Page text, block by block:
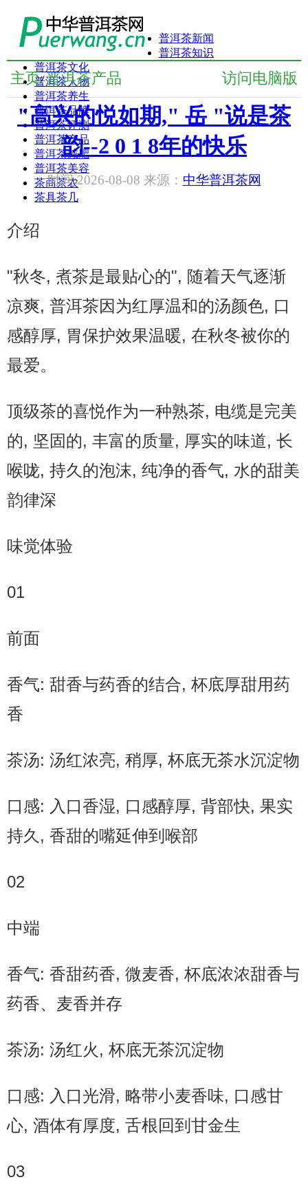
普洱茶新闻
普洱茶知识
普洱茶文化
普洱茶人物
普洱茶养生
普洱茶品牌
普洱茶评测
普洱茶产品
普洱茶减肥
普洱茶美容
茶商茶农
茶具茶几
访问电脑版
主页/ 普洱茶产品
"高兴的悦如期," 岳 "说是茶
韵--2 0 1 8年的快乐
时间:2026-08-08 来源： 中华普洱茶网
介绍
"秋冬, 煮茶是最贴心的", 随着天气逐渐
凉爽, 普洱茶因为红厚温和的汤颜色, 口
感醇厚, 胃保护效果温暖, 在秋冬被你的
最爱。
顶级茶的喜悦作为一种熟茶, 电缆是完美
的, 坚固的, 丰富的质量, 厚实的味道, 长
喉咙, 持久的泡沫, 纯净的香气, 水的甜美
韵律深
味觉体验
01
前面
香气: 甜香与药香的结合, 杯底厚甜用药
香
茶汤: 汤红浓亮, 稍厚, 杯底无茶水沉淀物
口感: 入口香湿, 口感醇厚, 背部快, 果实
持久, 香甜的嘴延伸到喉部
02
中端
香气: 香甜药香, 微麦香, 杯底浓浓甜香与
药香、麦香并存
茶汤: 汤红火, 杯底无茶沉淀物
口感: 入口光滑, 略带小麦香味, 口感甘
心, 酒体有厚度, 舌根回到甘金生
03